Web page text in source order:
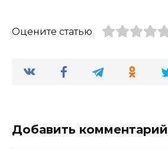
Оцените статью
Добавить комментарий